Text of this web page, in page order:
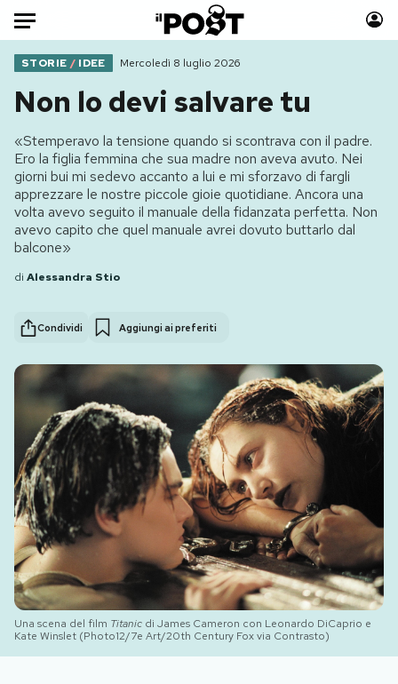
Auto
HOME
Italia
Mondo
Politica
Tecnologia
Internet
Scienza
Economia
Moda
Libri
Consumismi
Storie/Idee
PODCAST
NEWSLETTER
I MIEI PREFERITI
SHOP
STORIE / IDEE Mercoledì 8 luglio 2026
Non lo devi salvare tu
«Stemperavo la tensione quando si scontrava con il padre.
Ero la figlia femmina che sua madre non aveva avuto. Nei
giorni bui mi sedevo accanto a lui e mi sforzavo di fargli
apprezzare le nostre piccole gioie quotidiane. Ancora una
volta avevo seguito il manuale della fidanzata perfetta. Non
avevo capito che quel manuale avrei dovuto buttarlo dal
balcone»
di Alessandra Stio
Condividi Aggiungi ai preferiti
Una scena del film Titanic di James Cameron con Leonardo DiCaprio e
Kate Winslet (Photo12/7e Art/20th Century Fox via Contrasto)